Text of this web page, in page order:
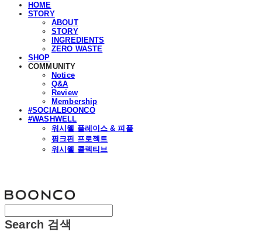
HOME
STORY
ABOUT
STORY
INGREDIENTS
ZERO WASTE
SHOP
COMMUNITY
Notice
Q&A
Review
Membership
#SOCIALBOONCO
#WASHWELL
워시웰 플레이스 & 피플
핑크핀 프로젝트
워시웰 콜렉티브
Search 검색